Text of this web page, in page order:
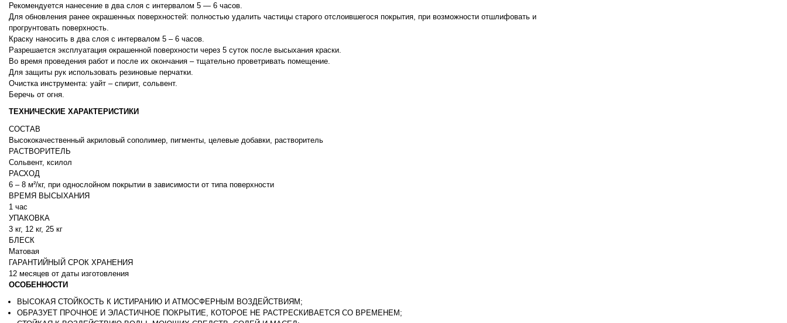
Рекомендуется нанесение в два слоя с интервалом 5 — 6 часов.
Для обновления ранее окрашенных поверхностей: полностью удалить частицы старого отслоившегося покрытия, при возможности отшлифовать и
прогрунтовать поверхность.
Краску наносить в два слоя с интервалом 5 – 6 часов.
Разрешается эксплуатация окрашенной поверхности через 5 суток после высыхания краски.
Во время проведения работ и после их окончания – тщательно проветривать помещение.
Для защиты рук использовать резиновые перчатки.
Очистка инструмента: уайт – спирит, сольвент.
Беречь от огня.
ТЕХНИЧЕСКИЕ ХАРАКТЕРИСТИКИ
СОСТАВ
Высококачественный акриловый сополимер, пигменты, целевые добавки, растворитель
РАСТВОРИТЕЛЬ
Сольвент, ксилол
РАСХОД
6 – 8 м²/кг, при однослойном покрытии в зависимости от типа поверхности
ВРЕМЯ ВЫСЫХАНИЯ
1 час
УПАКОВКА
3 кг, 12 кг, 25 кг
БЛЕСК
Матовая
ГАРАНТИЙНЫЙ СРОК ХРАНЕНИЯ
12 месяцев от даты изготовления
ОСОБЕННОСТИ
ВЫСОКАЯ СТОЙКОСТЬ К ИСТИРАНИЮ И АТМОСФЕРНЫМ ВОЗДЕЙСТВИЯМ;
ОБРАЗУЕТ ПРОЧНОЕ И ЭЛАСТИЧНОЕ ПОКРЫТИЕ, КОТОРОЕ НЕ РАСТРЕСКИВАЕТСЯ СО ВРЕМЕНЕМ;